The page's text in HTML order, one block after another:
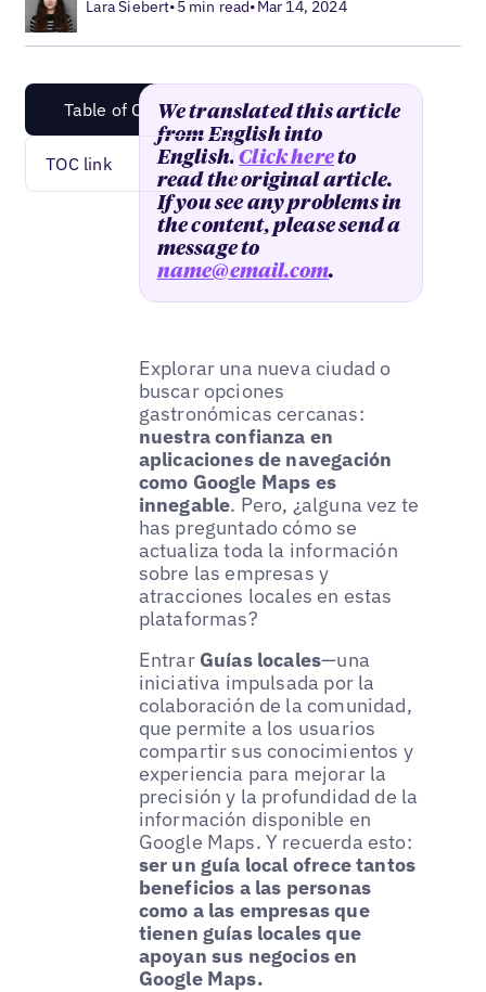
Lara Siebert•5 min read•Mar 14, 2024
Table of Content
TOC link
We translated this article
from English into
English.Click hereto
read the original article.
If you see any problems in
the content, please send a
message to
name@email.com.
Explorar una nueva ciudad o
buscar opciones
gastronómicas cercanas:
nuestra confianza en
aplicaciones de navegación
como Google Maps es
innegable. Pero, ¿alguna vez te
has preguntado cómo se
actualiza toda la información
sobre las empresas y
atracciones locales en estas
plataformas?
Entrar Guías locales—una
iniciativa impulsada por la
colaboración de la comunidad,
que permite a los usuarios
compartir sus conocimientos y
experiencia para mejorar la
precisión y la profundidad de la
información disponible en
Google Maps. Y recuerda esto:
ser un guía local ofrece tantos
beneficios a las personas
como a las empresas que
tienen guías locales que
apoyan sus negocios en
Google Maps.